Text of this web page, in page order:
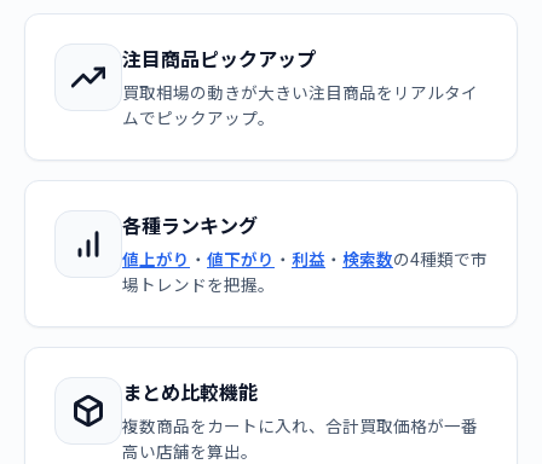
注目商品ピックアップ
買取相場の動きが大きい注目商品をリアルタイ
ムでピックアップ。
各種ランキング
値上がり ・ 値下がり ・ 利益 ・ 検索数の4種類で市
場トレンドを把握。
まとめ比較機能
複数商品をカートに入れ、合計買取価格が一番
高い店舗を算出。